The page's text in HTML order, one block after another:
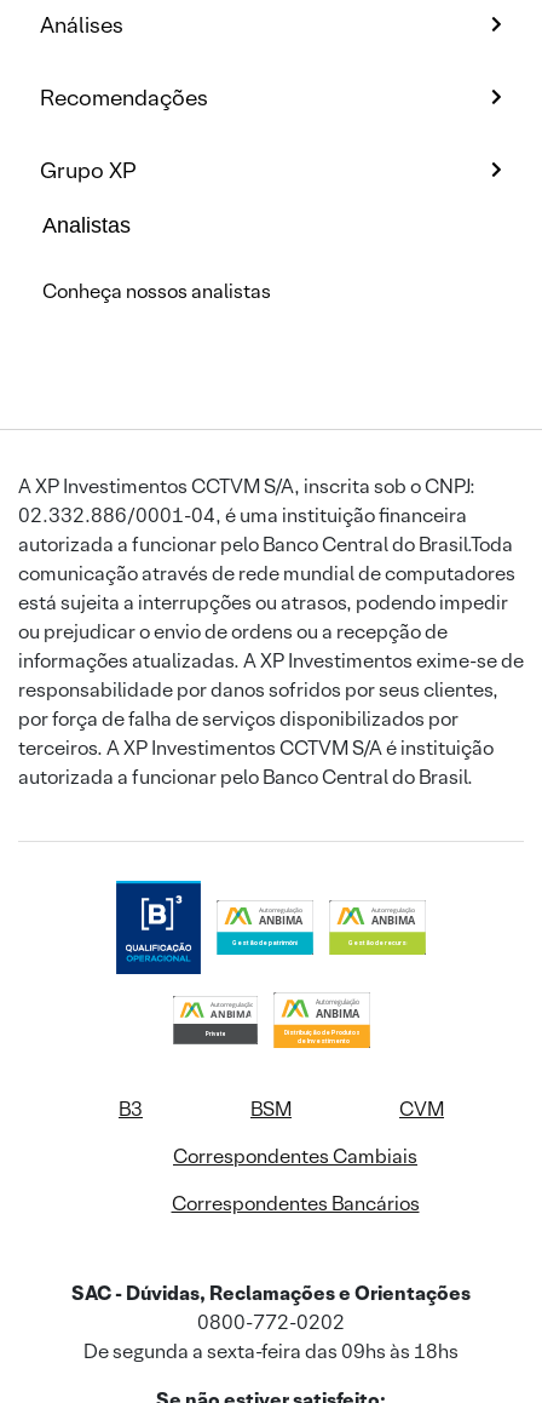
Análises
Recomendações
Grupo XP
Analistas
Conheça nossos analistas
A XP Investimentos CCTVM S/A, inscrita sob o CNPJ:
02.332.886/0001-04, é uma instituição financeira
autorizada a funcionar pelo Banco Central do Brasil.Toda
comunicação através de rede mundial de computadores
está sujeita a interrupções ou atrasos, podendo impedir
ou prejudicar o envio de ordens ou a recepção de
informações atualizadas. A XP Investimentos exime-se de
responsabilidade por danos sofridos por seus clientes,
por força de falha de serviços disponibilizados por
terceiros. A XP Investimentos CCTVM S/A é instituição
autorizada a funcionar pelo Banco Central do Brasil.
B3 BSM
CVM
Correspondentes Cambiais
Correspondentes Bancários
SAC - Dúvidas, Reclamações e Orientações
0800-772-0202
De segunda a sexta-feira das 09hs às 18hs